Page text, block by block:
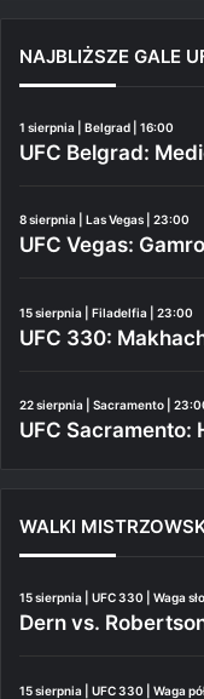
NAJBLIŻSZE GALE
1 sierpnia | Belgrad | 16:00
UFC Belgrad:
8 sierpnia | Las Vegas | 23:00
UFC Vegas:
15 sierpnia | Filadelfia | 23:00
UFC 330:
22 sierpnia | Sacramento |
UFC Sacramento:
WALKI
15 sierpnia | UFC 330 | Waga
Dern vs.
15 sierpnia | UFC 330 | Waga